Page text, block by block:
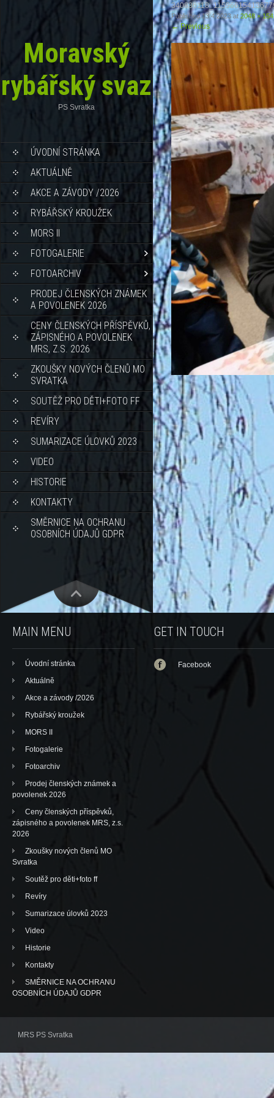
Moravský
rybářský svaz
PS Svratka
ÚVODNÍ STRÁNKA
AKTUÁLNĚ
AKCE A ZÁVODY /2026
RYBÁŘSKÝ KROUŽEK
MORS II
FOTOGALERIE
FOTOARCHIV
PRODEJ ČLENSKÝCH ZNÁMEK
A POVOLENEK 2026
CENY ČLENSKÝCH PŘÍSPĚVKŮ,
ZÁPISNÉHO A POVOLENEK
MRS, Z.S. 2026
ZKOUŠKY NOVÝCH ČLENŮ MO
SVRATKA
SOUTĚŽ PRO DĚTI+FOTO FF
REVÍRY
SUMARIZACE ÚLOVKŮ 2023
VIDEO
HISTORIE
KONTAKTY
SMĚRNICE NA OCHRANU
OSOBNÍCH ÚDAJŮ GDPR
Published13.4.2023at2048 ×
←Previous
MAIN MENU
Úvodní stránka
Aktuálně
Akce a závody /2026
Rybářský kroužek
MORS II
Fotogalerie
Fotoarchiv
Prodej členských známek a
povolenek 2026
Ceny členských příspěvků,
zápisného a povolenek MRS, z.s.
2026
Zkoušky nových členů MO
Svratka
Soutěž pro děti+foto ff
Revíry
Sumarizace úlovků 2023
Video
Historie
Kontakty
SMĚRNICE NA OCHRANU
OSOBNÍCH ÚDAJŮ GDPR
GET IN TOUCH
Facebook
MRS PS Svratka